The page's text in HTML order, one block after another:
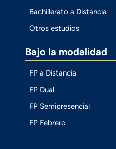
Bachillerato a Distancia
Otros estudios
Bajo la modalidad
FP a Distancia
FP Dual
FP Semipresencial
FP Febrero